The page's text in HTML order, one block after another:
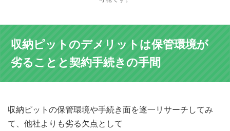
収納ピットのデメリットは保管環境が
劣ることと契約手続きの手間
収納ピットの保管環境や手続き面を逐一リサーチしてみ
て、他社よりも劣る欠点として